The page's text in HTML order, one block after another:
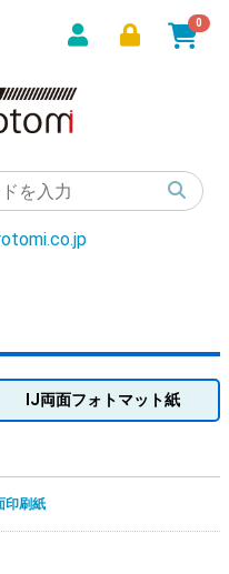
0
IJ両面フォトマット紙
印刷紙